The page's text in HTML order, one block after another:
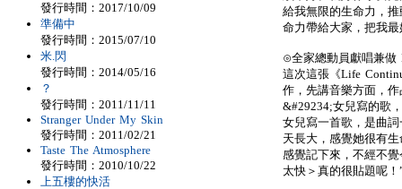
給我無限的生命力，
命力帶給大家，把我
⊙全家總動員獻唱兼
這次這張《Life
作，先講音樂方面，
&#29234;女兒寫的歌
女兒寫一首歌，是曲
天長大，感覺她很有
感覺記下來，不經不
太快＞真的很貼題呢！
發行時間：2017/10/09
準備中
發行時間：2015/07/10
米.閃
發行時間：2014/05/16
？
發行時間：2011/11/11
Stranger Under My Skin
發行時間：2011/02/21
Taste The Atmosphere
發行時間：2010/10/22
上五樓的快活